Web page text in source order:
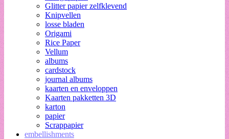
Glitter papier zelfklevend
Knipvellen
losse bladen
Origami
Rice Paper
Vellum
albums
cardstock
journal albums
kaarten en enveloppen
Kaarten pakketten 3D
karton
papier
Scrappapier
embellishments